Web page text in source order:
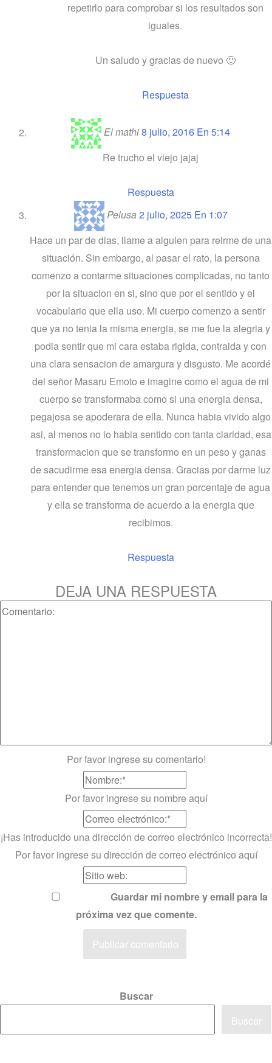
repetirlo para comprobar si los resultados son
iguales.
Un saludo y gracias de nuevo 🙂
Respuesta
El mathi8 julio, 2016 En 5:14
Re trucho el viejo jajaj
Respuesta
Pelusa 2 julio, 2025 En 1:07
Hace un par de dias, llame a alguien para reirme de una
situación. Sin embargo, al pasar el rato, la persona
comenzo a contarme situaciones complicadas, no tanto
por la situacion en si, sino que por el sentido y el
vocabulario que ella uso. Mi cuerpo comenzo a sentir
que ya no tenia la misma energia, se me fue la alegria y
podia sentir que mi cara estaba rigida, contraida y con
una clara sensacion de amargura y disgusto. Me acordé
del señor Masaru Emoto e imagine como el agua de mi
cuerpo se transformaba como si una energia densa,
pegajosa se apoderara de ella. Nunca habia vivido algo
asi, al menos no lo habia sentido con tanta claridad, esa
transformacion que se transformo en un peso y ganas
de sacudirme esa energia densa. Gracias por darme luz
para entender que tenemos un gran porcentaje de agua
y ella se transforma de acuerdo a la energia que
recibimos.
Respuesta
DEJA UNA RESPUESTA
Por favor ingrese su comentario!
Por favor ingrese su nombre aquí
¡Has introducido una dirección de correo electrónico incorrecta!
Por favor ingrese su dirección de correo electrónico aquí
Guardar mi nombre y email para la
próxima vez que comente.
Buscar
Buscar